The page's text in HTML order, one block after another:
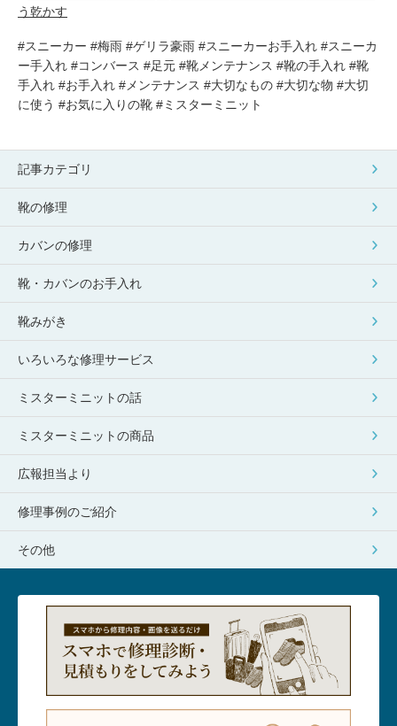
う乾かす
#スニーカー #梅雨 #ゲリラ豪雨 #スニーカーお手入れ #スニーカ
ー手入れ #コンバース #足元 #靴メンテナンス #靴の手入れ #靴
手入れ #お手入れ #メンテナンス #大切なもの #大切な物 #大切
に使う #お気に入りの靴 #ミスターミニット
記事カテゴリ
靴の修理
カバンの修理
靴・カバンのお手入れ
靴みがき
いろいろな修理サービス
ミスターミニットの話
ミスターミニットの商品
広報担当より
修理事例のご紹介
その他